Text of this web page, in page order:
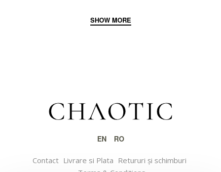
EN RO
Contact Livrare si Plata Retururi și schimburi